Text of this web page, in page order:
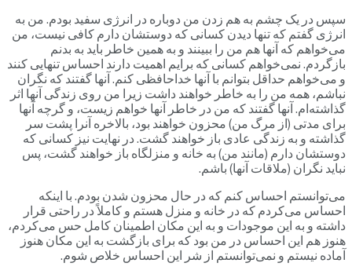
سپس در یک چشم به هم زدن من دوباره در انرژی سفید بودم. من به
انرژی گفتم که تنها دیدن کسانی که دوستشان دارم کافی نیست، من
می‌خواهم که آنها هم من را ببینند و به همین خاطر باید به بدنم
بازگردم. نمی‌خواهم کسانی که برایم اهمیت دارند احساس تنهایی کنند
و می‌خواهم حداقل بتوانم با آنها خداحافظی کنم. آنها گفتند که نگران
نباشم، همه من را به خاطر خواهند داشت زیرا من روی زندگی آنها اثر
گذاشته‌ام. آنها گفتند که من در خاطر آنها خواهم زیست، و گرچه آنها
برای مدتی (از مرگ من) محزون خواهند بود، بالاخره آنرا پشت سر
گذاشته و به زندگی عادی باز خواهند گشت. در نهایت نیز کسانی که
دوستشان دارم (مانند من) به خانه و منزلگاه باز خواهند گشت، پس
نباید نگران (ملاقات آنها) باشم.
می‌توانستم احساس کنم که در حال محزون شدن بودم. با اینکه
احساس می‌کردم که در خانه و منزل هستم و کاملاً در راحتی قرار
داشته و به این موجودات و به این مکان اطمینان کامل حس می‌کردم،
هنوز هم این احساس در من بود که برای بازگشت به این مکان هنوز
آماده نیستم و نمی‌توانستم از شر این احساس خلاص شوم.